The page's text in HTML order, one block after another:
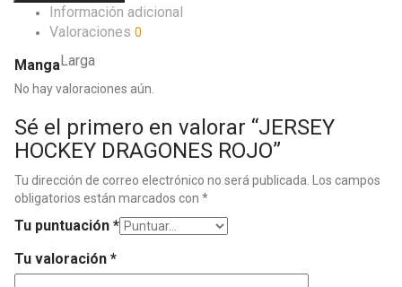
Información adicional
Valoraciones 0
MangaLarga
No hay valoraciones aún.
Sé el primero en valorar “JERSEY
HOCKEY DRAGONES ROJO”
Tu dirección de correo electrónico no será publicada. Los campos
obligatorios están marcados con *
Tu puntuación *
Tu valoración *